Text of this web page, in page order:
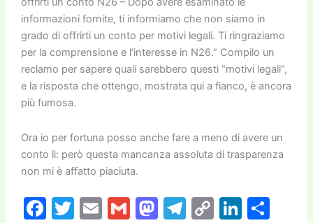
informazioni fornite, ti informiamo che non siamo in
grado di offrirti un conto per motivi legali. Ti ringraziamo
per la comprensione e l’interesse in N26.” Compilo un
reclamo per sapere quali sarebbero questi “motivi legali”,
e la risposta che ottengo, mostrata qui a fianco, è ancora
più fumosa.
Ora io per fortuna posso anche fare a meno di avere un
conto lì: però questa mancanza assoluta di trasparenza
non mi è affatto piaciuta.
F T E G M T C Li C